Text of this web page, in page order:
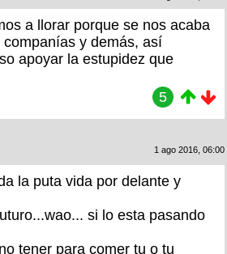
a llorar porque se nos acaba
y demás, así
apoyar la estupidez que
5
1 ago 2016, 06:00
la puta vida por delante y
si lo esta pasando
tener para comer tu o tu